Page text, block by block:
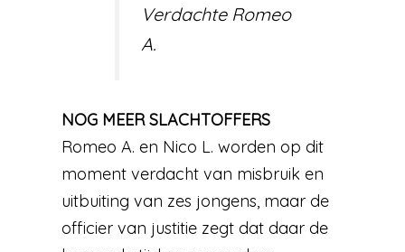
Verdachte Romeo
A.
NOG MEER SLACHTOFFERS
Romeo A. en Nico L. worden op dit
moment verdacht van misbruik en
uitbuiting van zes jongens, maar de
officier van justitie zegt dat daar de